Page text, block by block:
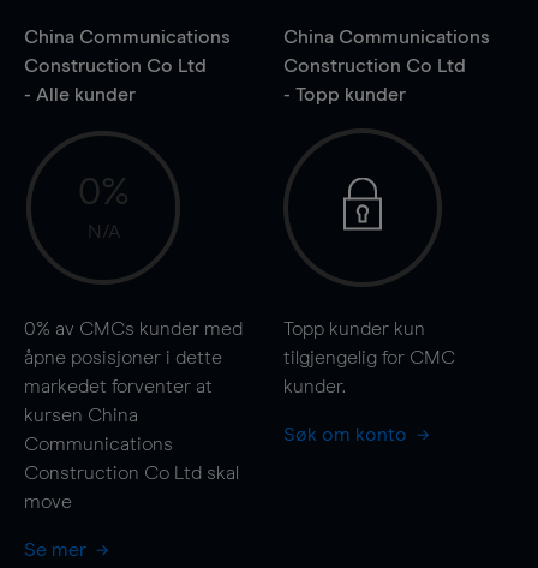
China Communications
Construction Co Ltd
- Alle kunder
0%
N/A
0% av CMCs kunder med
åpne posisjoner i dette
markedet forventer at
kursen China
Communications
Construction Co Ltd skal
move
Se mer
China Communications
Construction Co Ltd
- Topp kunder
Topp kunder kun
tilgjengelig for CMC
kunder.
Søk om konto